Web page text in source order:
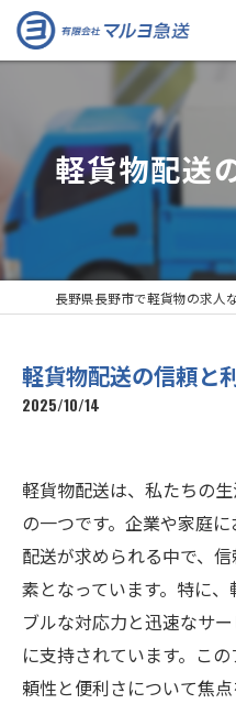
軽貨物配送
軽貨物配送の信頼と
2025/10/14
軽貨物配送は、私たちの
の一つです。企業や家庭
配送が求められる中で、
素となっています。特に
ブルな対応力と迅速なサ
に支持されています。こ
頼性と便利さについて焦